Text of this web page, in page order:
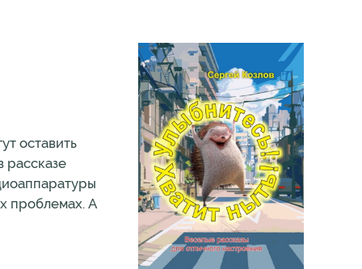
оставить
рассказе
проблемах. А